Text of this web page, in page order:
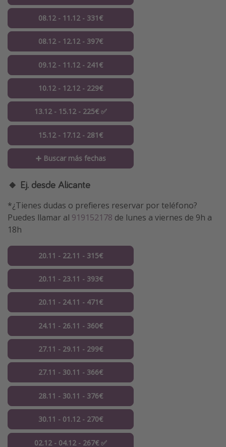
08.12 - 11.12 - 331€
08.12 - 12.12 - 397€
09.12 - 11.12 - 241€
10.12 - 12.12 - 229€
13.12 - 15.12 - 225€ ✅
15.12 - 17.12 - 281€
➕ Buscar más fechas
🔸 Ej. desde Alicante
*¿Tienes dudas o prefieres reservar por teléfono?
Puedes llamar al 919152178 de lunes a viernes de 9h a
18h
20.11 - 22.11 - 315€
20.11 - 23.11 - 393€
20.11 - 24.11 - 471€
24.11 - 26.11 - 360€
27.11 - 29.11 - 299€
27.11 - 30.11 - 366€
28.11 - 30.11 - 376€
30.11 - 01.12 - 270€
02.12 - 04.12 - 267€ ✅